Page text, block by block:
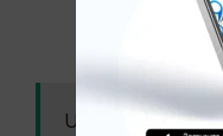
Ushbu maqolani